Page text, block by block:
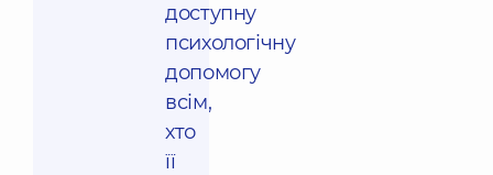
доступну
психологічну
допомогу
всім,
хто
її